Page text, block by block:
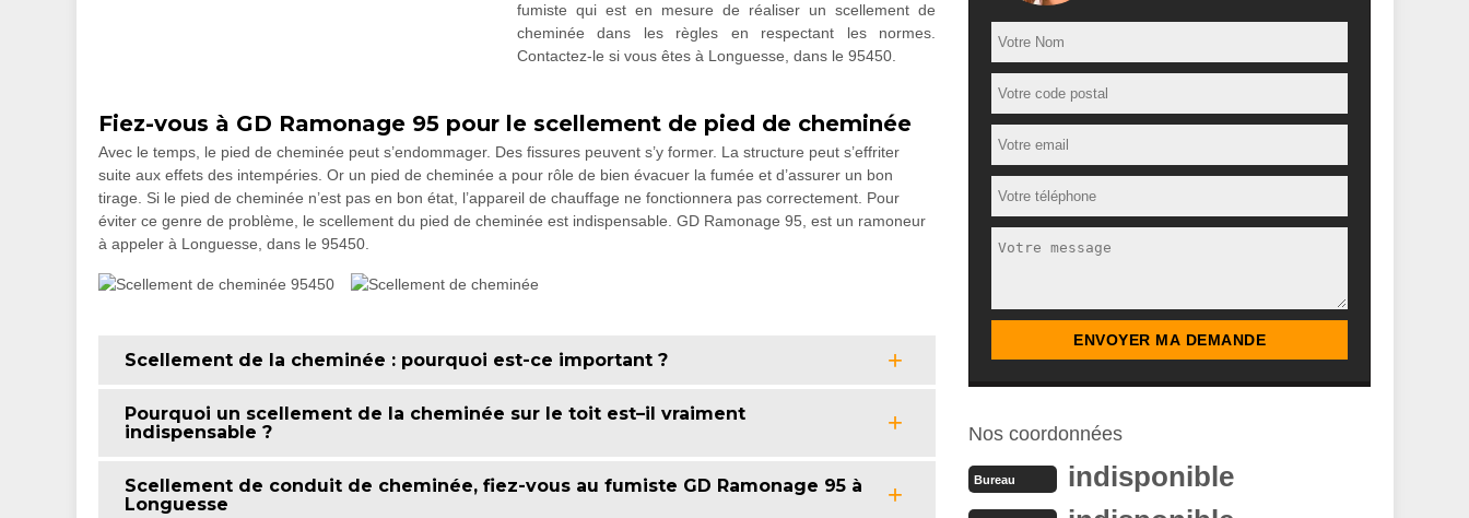
fumiste qui est en mesure de réaliser un scellement de
cheminée dans les règles en respectant les normes.
Contactez-le si vous êtes à Longuesse, dans le 95450.
Fiez-vous à GD Ramonage 95 pour le scellement de pied de cheminée
Avec le temps, le pied de cheminée peut s’endommager. Des fissures peuvent s’y former. La structure peut s’effriter
suite aux effets des intempéries. Or un pied de cheminée a pour rôle de bien évacuer la fumée et d’assurer un bon
tirage. Si le pied de cheminée n’est pas en bon état, l’appareil de chauffage ne fonctionnera pas correctement. Pour
éviter ce genre de problème, le scellement du pied de cheminée est indispensable. GD Ramonage 95, est un ramoneur
à appeler à Longuesse, dans le 95450.
Scellement de la cheminée : pourquoi est-ce important ?
Pourquoi un scellement de la cheminée sur le toit est–il vraiment
indispensable ?
Scellement de conduit de cheminée, fiez-vous au fumiste GD Ramonage 95 à
Longuesse
Nos coordonnées
Bureau indisponible